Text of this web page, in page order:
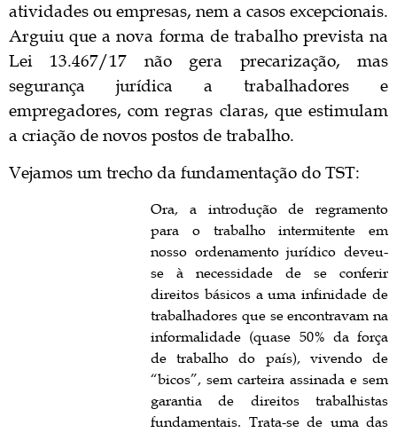
atividades ou empresas, nem a casos excepcionais.
Arguiu que a nova forma de trabalho prevista na
Lei 13.467/17 não gera precarização, mas
segurança jurídica a trabalhadores e
empregadores, com regras claras, que estimulam
a criação de novos postos de trabalho.
Vejamos um trecho da fundamentação do TST:
Ora, a introdução de regramento
para o trabalho intermitente em
nosso ordenamento jurídico deveu-
se à necessidade de se conferir
direitos básicos a uma infinidade de
trabalhadores que se encontravam na
informalidade (quase 50% da força
de trabalho do país), vivendo de
“bicos”, sem carteira assinada e sem
garantia de direitos trabalhistas
fundamentais. Trata-se de uma das